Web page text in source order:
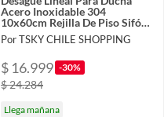
Acero Inoxidable 304
10x60cm Rejilla De Piso Sifón
Invisible Antiolor
Por TSKY CHILE SHOPPING
$ 16.999 -30%
$ 24.284
Llega mañana